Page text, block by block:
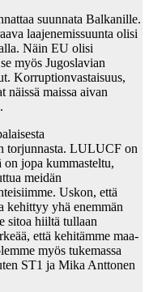
suunnata Balkanille.
laajenemissuunta olisi
Näin EU olisi
myös Jugoslavian
Korruptionvastaisuus,
näissä maissa aivan
torjunnasta. LULUCF on
jopa kummasteltu,
meidän
Uskon, että
kehittyy yhä enemmän
sitoa hiiltä tullaan
että kehitämme maa-
myös tukemassa
ST1 ja Mika Anttonen